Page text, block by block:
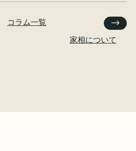
コラム一覧
家相について